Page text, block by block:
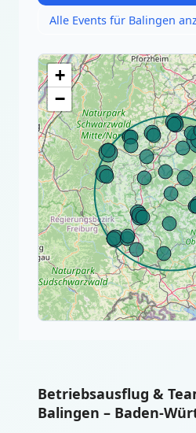
Alle Events für Balingen
+
−
Betriebsausflug &
Balingen – Baden-